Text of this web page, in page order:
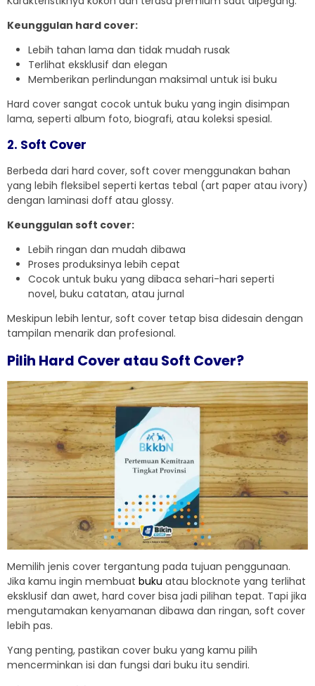
Keunggulan hard cover:
Lebih tahan lama dan tidak mudah rusak
Terlihat eksklusif dan elegan
Memberikan perlindungan maksimal untuk isi buku
Hard cover sangat cocok untuk buku yang ingin disimpan
lama, seperti album foto, biografi, atau koleksi spesial.
2. Soft Cover
Berbeda dari hard cover, soft cover menggunakan bahan
yang lebih fleksibel seperti kertas tebal (art paper atau ivory)
dengan laminasi doff atau glossy.
Keunggulan soft cover:
Lebih ringan dan mudah dibawa
Proses produksinya lebih cepat
Cocok untuk buku yang dibaca sehari-hari seperti
novel, buku catatan, atau jurnal
Meskipun lebih lentur, soft cover tetap bisa didesain dengan
tampilan menarik dan profesional.
Pilih Hard Cover atau Soft Cover?
Memilih jenis cover tergantung pada tujuan penggunaan.
Jika kamu ingin membuat buku atau blocknote yang terlihat
eksklusif dan awet, hard cover bisa jadi pilihan tepat. Tapi jika
mengutamakan kenyamanan dibawa dan ringan, soft cover
lebih pas.
Yang penting, pastikan cover buku yang kamu pilih
mencerminkan isi dan fungsi dari buku itu sendiri.